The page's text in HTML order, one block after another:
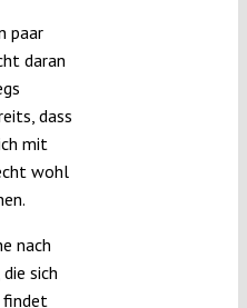
paar
daran
dass
mit
wohl
nach
sich
findet